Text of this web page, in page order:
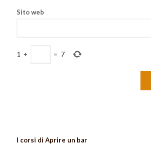
Sito web
1 + = 7
I corsi di Aprire un bar